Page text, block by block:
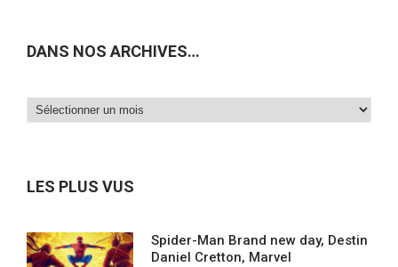
DANS NOS ARCHIVES…
Dans
LES PLUS VUS
Spider-Man Brand new day, Destin
Daniel Cretton, Marvel